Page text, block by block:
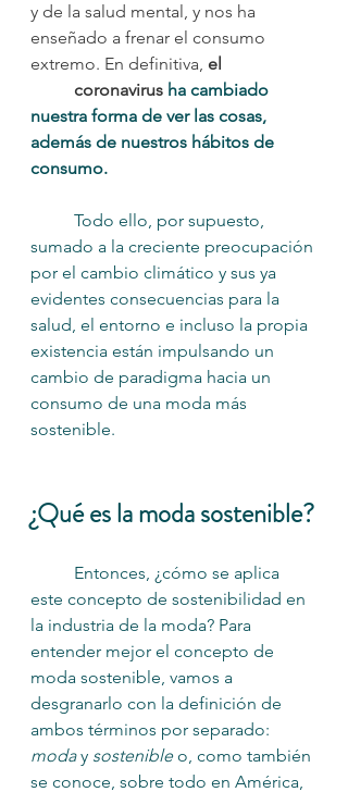
y de la salud mental, y nos ha
enseñado a frenar el consumo
extremo. En definitiva, el
coronavirus ha cambiado
nuestra forma de ver las cosas,
además de nuestros hábitos de
consumo.
sumado a la creciente preocupación
por el cambio climático y sus ya
evidentes consecuencias para la
salud, el entorno e incluso la propia
existencia están impulsando un
cambio de paradigma hacia un
consumo de una moda más
sostenible.
¿Qué es la moda sostenible?
este concepto de sostenibilidad en
la industria de la moda? Para
entender mejor el concepto de
moda sostenible, vamos a
desgranarlo con la definición de
ambos términos por separado:
moda y sostenible o, como también
se conoce, sobre todo en América,